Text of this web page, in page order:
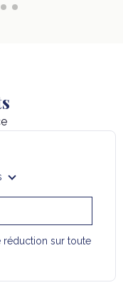
réduction sur toute